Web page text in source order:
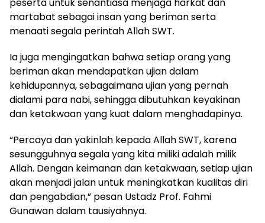
martabat sebagai insan yang beriman serta
menaati segala perintah Allah SWT.
Ia juga mengingatkan bahwa setiap orang yang
beriman akan mendapatkan ujian dalam
kehidupannya, sebagaimana ujian yang pernah
dialami para nabi, sehingga dibutuhkan keyakinan
dan ketakwaan yang kuat dalam menghadapinya.
“Percaya dan yakinlah kepada Allah SWT, karena
sesungguhnya segala yang kita miliki adalah milik
Allah. Dengan keimanan dan ketakwaan, setiap ujian
akan menjadi jalan untuk meningkatkan kualitas diri
dan pengabdian,” pesan Ustadz Prof. Fahmi
Gunawan dalam tausiyahnya.